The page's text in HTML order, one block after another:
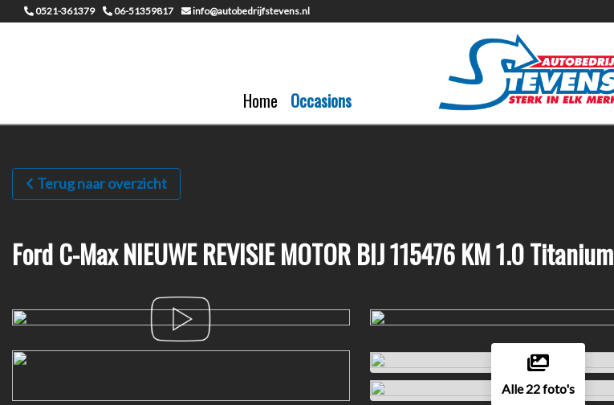
0521-361379 06-51359817 info@autobedrijfstevens.nl
Home Occasions
Terug naar overzicht
Ford C-Max NIEUWE REVISIE MOTOR BIJ 115476 KM 1.0 Titanium
Alle 22 foto's